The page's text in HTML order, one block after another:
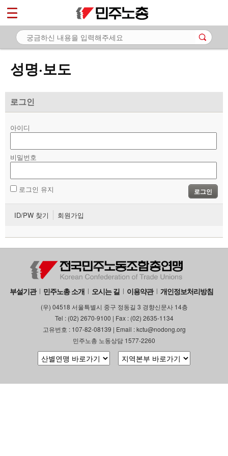
성명·보도
로그인
아이디
비밀번호
로그인 유지 로그인
ID/PW 찾기 회원가입
부설기관 민주노총 소개 오시는 길 이용약관 개인정보처리방침
(우) 04518 서울특별시 중구 정동길 3 경향신문사 14층
Tel : (02) 2670-9100 | Fax : (02) 2635-1134
고유번호 : 107-82-08139 | Email : kctu@nodong.org
민주노총 노동상담 1577-2260
마이페이지
소개
- 공지사항
- 성명·보도
자료
부설기관
업무